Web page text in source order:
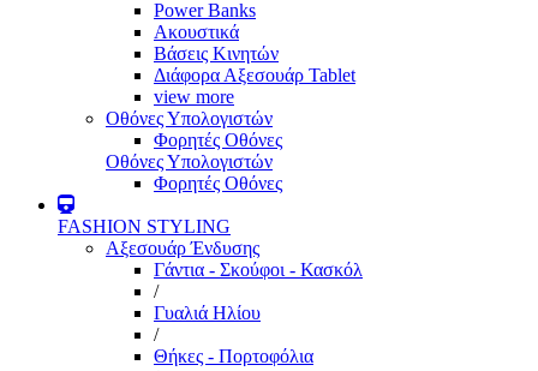
Power Banks
Ακουστικά
Βάσεις Κινητών
Διάφορα Αξεσουάρ Tablet
view more
Οθόνες Υπολογιστών
Φορητές Οθόνες
Οθόνες Υπολογιστών
Φορητές Οθόνες
FASHION STYLING
Αξεσουάρ Ένδυσης
Γάντια - Σκούφοι - Κασκόλ
/
Γυαλιά Ηλίου
/
Θήκες - Πορτοφόλια